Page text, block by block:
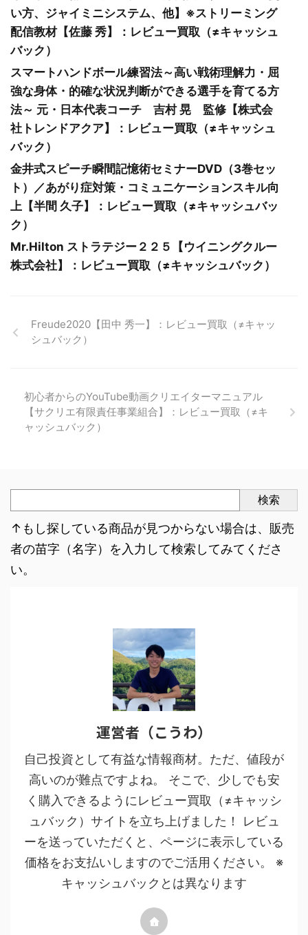
い方、ジャイミニシステム、他】※ストリーミング
配信教材【佐藤 秀】：レビュー買取（≠キャッシュ
バック）
スマートハンドボール練習法～高い戦術理解力・屈
強な身体・的確な状況判断ができる選手を育てる方
法～ 元・日本代表コーチ 吉村 晃 監修【株式会
社トレンドアクア】：レビュー買取（≠キャッシュ
バック）
金井式スピーチ瞬間記憶術セミナーDVD（3巻セッ
ト）／あがり症対策・コミュニケーションスキル向
上【半間 久子】：レビュー買取（≠キャッシュバッ
ク）
Mr.Hilton ストラテジー２２５【ウイニングクルー
株式会社】：レビュー買取（≠キャッシュバック）
Freude2020【田中 秀一】：レビュー買取（≠キャッ
シュバック）
初心者からのYouTube動画クリエイターマニュアル
【サクリエ有限責任事業組合】：レビュー買取（≠キ
ャッシュバック）
検索
↑もし探している商品が見つからない場合は、販売
者の苗字（名字）を入力して検索してみてくださ
い。
運営者（こうわ）
自己投資として有益な情報商材。ただ、値段が
高いのが難点ですよね。 そこで、少しでも安
く購入できるようにレビュー買取（≠キャッシ
ュバック）サイトを立ち上げました！ レビュ
ーを送っていただくと、ページに表示している
価格をお支払いしますのでご活用ください。 ※
キャッシュバックとは異なります